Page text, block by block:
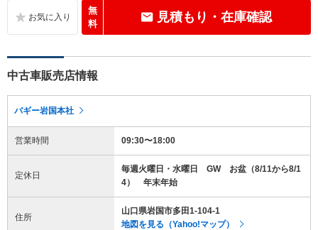
無
料
見積もり・在庫確認
中古車販売店情報
バギー岩国本社
営業時間 09:30〜18:00
定休日
毎週火曜日・水曜日 GW お盆（8/11から8/1
4） 年末年始
住所
山口県岩国市多田1-104-1
地図を見る（Yahoo!マップ）